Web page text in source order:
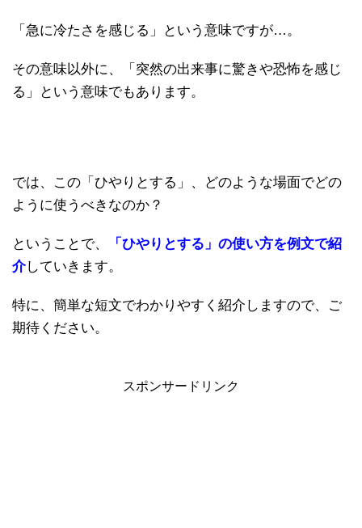
「急に冷たさを感じる」という意味ですが…。
その意味以外に、「突然の出来事に驚きや恐怖を感じ
る」という意味でもあります。
では、この「ひやりとする」、どのような場面でどの
ように使うべきなのか？
ということで、
「ひやりとする」の使い方を例文で紹
介していきます。
特に、簡単な短文でわかりやすく紹介しますので、ご
期待ください。
スポンサードリンク